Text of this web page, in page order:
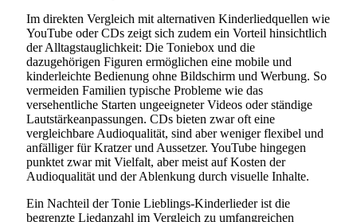
Im direkten Vergleich mit alternativen Kinderliedquellen wie
YouTube oder CDs zeigt sich zudem ein Vorteil hinsichtlich
der Alltagstauglichkeit: Die Toniebox und die
dazugehörigen Figuren ermöglichen eine mobile und
kinderleichte Bedienung ohne Bildschirm und Werbung. So
vermeiden Familien typische Probleme wie das
versehentliche Starten ungeeigneter Videos oder ständige
Lautstärkeanpassungen. CDs bieten zwar oft eine
vergleichbare Audioqualität, sind aber weniger flexibel und
anfälliger für Kratzer und Aussetzer. YouTube hingegen
punktet zwar mit Vielfalt, aber meist auf Kosten der
Audioqualität und der Ablenkung durch visuelle Inhalte.
Ein Nachteil der Tonie Lieblings-Kinderlieder ist die
begrenzte Liedanzahl im Vergleich zu umfangreichen